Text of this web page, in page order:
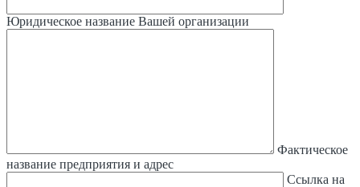
Юридическое название Вашей организации
Фактическое
название предприятия и адрес
Ссылка на